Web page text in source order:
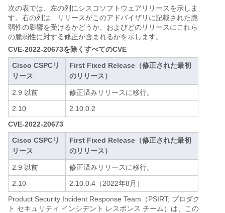
次の表では、左の列にシスコソフトウェアリリースを示しま
す。右の列は、リリースがこのアドバイザリに記載された脆
弱性の影響を受けるかどうか、およびどのリリースにこれら
の脆弱性に対する修正が含まれるかを示します。
CVE-2022-20673を除くすべてのCVE
Cisco CSPCリ
リース
First Fixed Release（修正された最初
のリリース）
2.9 以前
修正済みリリースに移行。
2.10
2.10.0.2
CVE-2022-20673
Cisco CSPCリ
リース
First Fixed Release（修正された最初
のリリース）
2.9 以前
修正済みリリースに移行。
2.10
2.10.0.4（2022年8月）
Product Security Incident Response Team（PSIRT; プロダク
ト セキュリティ インシデント レスポンス チーム）は、この